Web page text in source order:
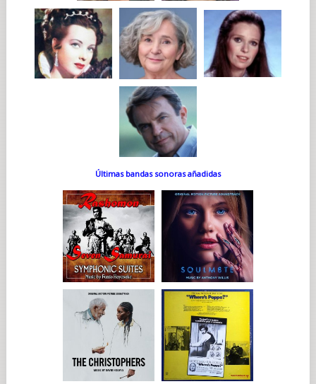
Últimas bandas sonoras añadidas